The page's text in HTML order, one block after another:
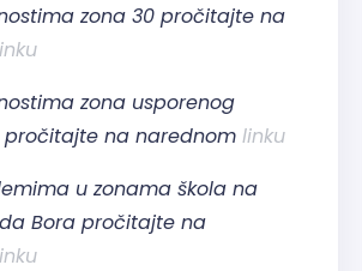
zona 30 pročitajte na
zona usporenog
na narednom linku
u zonama škola na
Bora pročitajte na